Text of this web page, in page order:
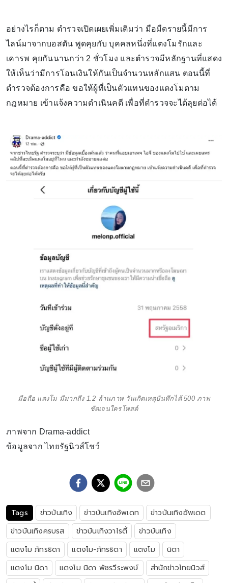
อย่างไรก็ตาม ตำรวจเปิดเผยเพิ่มเติมว่า มือมืดรายนี้มีการ
ไลน์มาจากบอสตัน พูดคุยกับ บุคคลหนึ่งที่แตงโมรักและ
เคารพ คุยกันนานกว่า 2 ชั่วโมง และตำรวจมีหลักฐานที่แสดง
ให้เห็นว่ามีการโอนเงินให้กันเป็นจำนวนหลักแสน ตอนนี้ที่
ตำรวจต้องการคือ ขอให้ผู้ที่เป็นตัวแทนของแตงโมตาม
กฎหมาย เข้าแจ้งความดำเนินคดี เพื่อที่ตำรวจจะได้ลุยต่อได้
มือถือ แตงโม มีมากถึง 1.2 ล้านภาพ วันเกิดเหตุบันทึกได้ 500 ภาพ
ชัดเจนใครโพสต์
ภาพจาก Drama-addict
ข้อมูลจาก ไทยรัฐนิวส์โชว์
Tags ข่าวบันเทิง ข่าวบันเทิงอัพเดท
ข่าวบันเทิงอัพเดต
ข่าวบันเทิงครบรส
ข่าวบันเทิงวาไรตี้
ข่าวบันเทิง
แตงโม ภัทรธิดา
แตงโม-ภัทรธิดา แตงโม
นิดา
แตงโม นิดา
แตงโม นิดา พัชรวีระพงษ์
สำนักข่าวไทยนิวส์